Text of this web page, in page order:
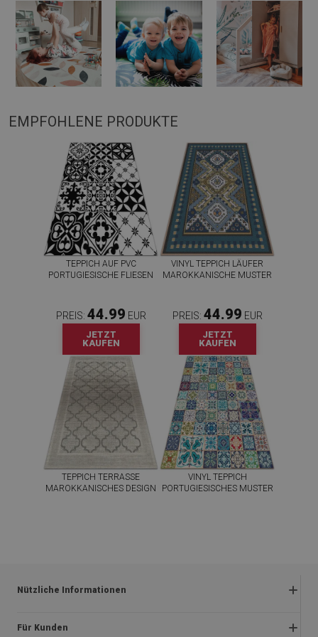
EMPFOHLENE PRODUKTE
TEPPICH AUF PVC
PORTUGIESISCHE FLIESEN
PREIS: 44.99 EUR
JETZT
KAUFEN
VINYL TEPPICH LÄUFER
MAROKKANISCHE MUSTER
PREIS: 44.99 EUR
JETZT
KAUFEN
TEPPICH TERRASSE
MAROKKANISCHES DESIGN
VINYL TEPPICH
PORTUGIESISCHES MUSTER
Nützliche Informationen
Rückgabe und beanstandungen
Für Kunden